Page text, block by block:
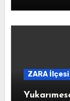
ZARA İlçesi